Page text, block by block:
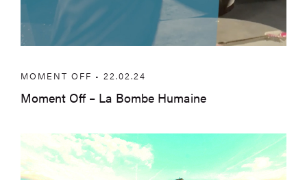
MOMENT OFF • 22.02.24
Moment Off – La Bombe Humaine
À Huy et en région en mars & avril